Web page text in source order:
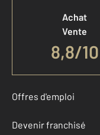
Achat
Vente
8,8/10
Offres d'emploi
Devenir franchisé